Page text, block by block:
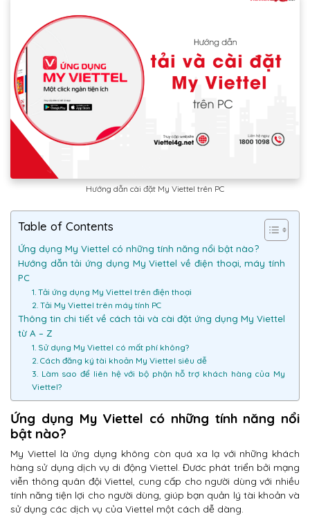
Hướng dẫn cài đặt My Viettel trên PC
Table of Contents
Ứng dụng My Viettel có những tính năng nổi bật nào?
Hướng dẫn tải ứng dụng My Viettel về điện thoại, máy tính
PC
1. Tải ứng dụng My Viettel trên điện thoại
2. Tải My Viettel trên máy tính PC
Thông tin chi tiết về cách tải và cài đặt ứng dụng My Viettel
từ A – Z
1. Sử dụng My Viettel có mất phí không?
2. Cách đăng ký tài khoản My Viettel siêu dễ
3. Làm sao để liên hệ với bộ phận hỗ trợ khách hàng của My
Viettel?
Ứng dụng My Viettel có những tính năng nổi
bật nào?
My Viettel là ứng dụng không còn quá xa lạ với những khách
hàng sử dụng dịch vụ di động Viettel. Đươc phát triển bởi mạng
viễn thông quân đội Viettel, cung cấp cho người dùng với nhiều
tính năng tiện lợi cho người dùng, giúp bạn quản lý tài khoản và
sử dụng các dịch vụ của Viettel một cách dễ dàng.